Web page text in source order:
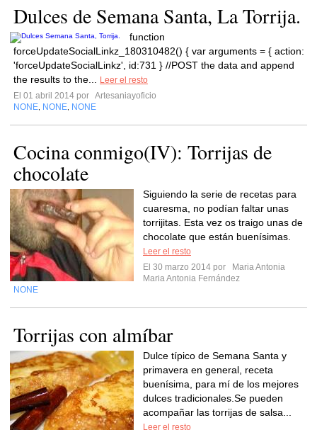
Dulces de Semana Santa, La Torrija.
function
forceUpdateSocialLinkz_180310482() { var arguments = { action:
'forceUpdateSocialLinkz', id:731 } //POST the data and append
the results to the...
Leer el resto
El 01 abril 2014 por Artesaniayoficio
NONE NONE NONE
Cocina conmigo(IV): Torrijas de
chocolate
Siguiendo la serie de recetas para
cuaresma, no podían faltar unas
torrijitas. Esta vez os traigo unas de
chocolate que están buenísimas.
Leer el resto
El 30 marzo 2014 por
Maria Antonia
Maria Antonia Fernández
NONE
Torrijas con almíbar
Dulce típico de Semana Santa y
primavera en general, receta
buenísima, para mí de los mejores
dulces tradicionales.Se pueden
acompañar las torrijas de salsa...
Leer el resto